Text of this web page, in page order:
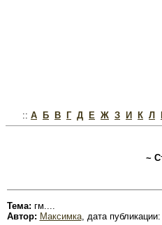
:: А Б В Г Д Е Ж З И К Л
~
Тема: гм....
Автор: Максимка, дата